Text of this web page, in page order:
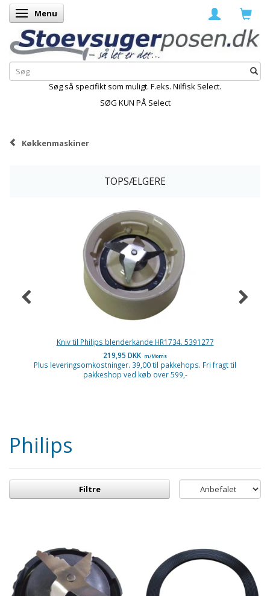
Skifte navigation
Menu
Søg så specifikt som muligt. F.eks. Nilfisk Select.
SØG KUN PÅ Select
Køkkenmaskiner
TOPSÆLGERE
Kniv til Philips blenderkande HR1734. 5391277
219,95 DKK m/Moms
Plus leveringsomkostninger. 39,00 til pakkehops. Fri fragt til
pakkeshop ved køb over 599,-
Philips
Filtre